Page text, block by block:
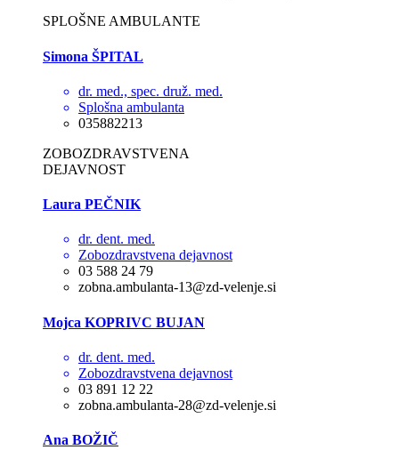
SPLOŠNE AMBULANTE
Simona ŠPITAL
dr. med., spec. druž. med.
Splošna ambulanta
035882213
ZOBOZDRAVSTVENA
DEJAVNOST
Laura PEČNIK
dr. dent. med.
Zobozdravstvena dejavnost
03 588 24 79
zobna.ambulanta-13@zd-velenje.si
Mojca KOPRIVC BUJAN
dr. dent. med.
Zobozdravstvena dejavnost
03 891 12 22
zobna.ambulanta-28@zd-velenje.si
Ana BOŽIČ